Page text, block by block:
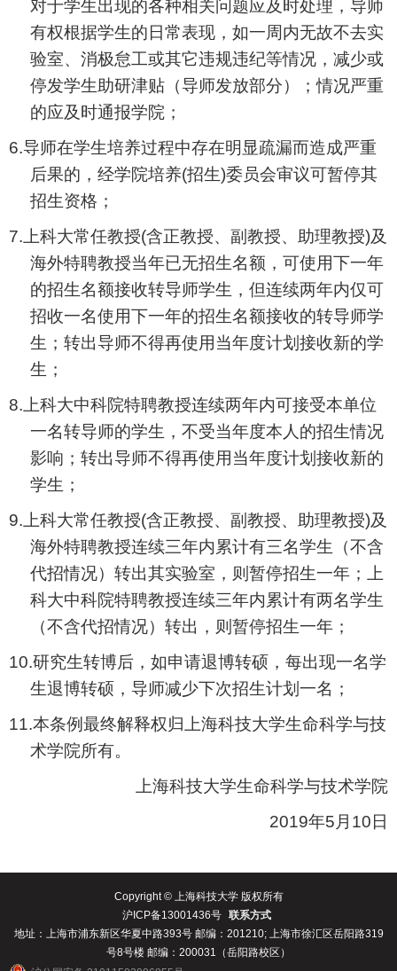
对于学生出现的各种相关问题应及时处理，导师
有权根据学生的日常表现，如一周内无故不去实
验室、消极怠工或其它违规违纪等情况，减少或
停发学生助研津贴（导师发放部分）；情况严重
的应及时通报学院；
6.导师在学生培养过程中存在明显疏漏而造成严重
后果的，经学院培养(招生)委员会审议可暂停其
招生资格；
7.上科大常任教授(含正教授、副教授、助理教授)及
海外特聘教授当年已无招生名额，可使用下一年
的招生名额接收转导师学生，但连续两年内仅可
招收一名使用下一年的招生名额接收的转导师学
生； 转出导师不得再使用当年度计划接收新的学
生；
8.上科大中科院特聘教授连续两年内可接受本单位
一名转导师的学生，不受当年度本人的招生情况
影响；转出导师不得再使用当年度计划接收新的
学生；
9.上科大常任教授(含正教授、副教授、助理教授)及
海外特聘教授连续三年内累计有三名学生（不含
代招情况）转出其实验室，则暂停招生一年；上
科大中科院特聘教授连续三年内累计有两名学生
（不含代招情况）转出，则暂停招生一年；
10.研究生转博后，如申请退博转硕，每出现一名学
生退博转硕，导师减少下次招生计划一名；
11.本条例最终解释权归上海科技大学生命科学与技
术学院所有。
上海科技大学生命科学与技术学院
2019年5月10 日
Copyright © 上海科技大学 版权所有
沪ICP备13001436号 联系方式
地址：上海市浦东新区华夏中路393号 邮编：201210; 上海市徐汇区岳阳路319
号8号楼 邮编：200031（岳阳路校区）